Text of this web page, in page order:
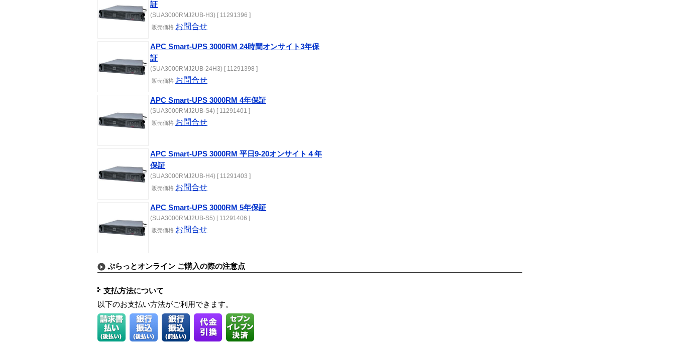
証
(SUA3000RMJ2UB-H3) [ 11291396 ]
販売価格 お問合せ
APC Smart-UPS 3000RM 24時間オンサイト3年保
証
(SUA3000RMJ2UB-24H3) [ 11291398 ]
販売価格 お問合せ
APC Smart-UPS 3000RM 4年保証
(SUA3000RMJ2UB-S4) [ 11291401 ]
販売価格 お問合せ
APC Smart-UPS 3000RM 平日9-20オンサイト４年
保証
(SUA3000RMJ2UB-H4) [ 11291403 ]
販売価格 お問合せ
APC Smart-UPS 3000RM 5年保証
(SUA3000RMJ2UB-S5) [ 11291406 ]
販売価格 お問合せ
ぷらっとオンライン ご購入の際の注意点
支払方法について
以下のお支払い方法がご利用できます。